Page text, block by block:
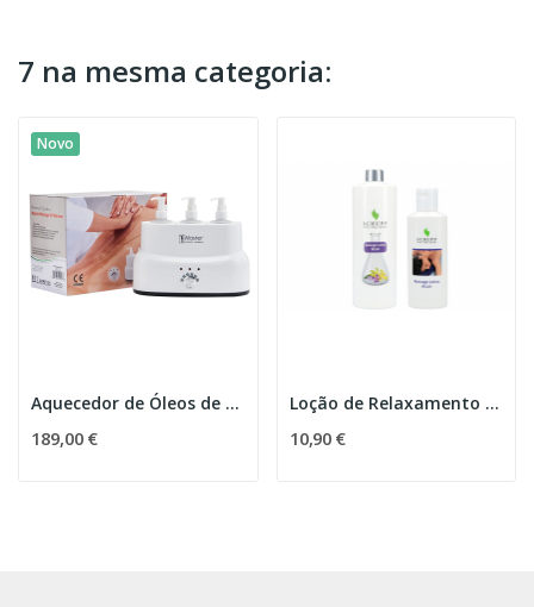
7 na mesma categoria:
Novo
Aquecedor de Óleos de Massagem Master (3...
189,00 €
Loção de Relaxamento para Massagem
10,90 €